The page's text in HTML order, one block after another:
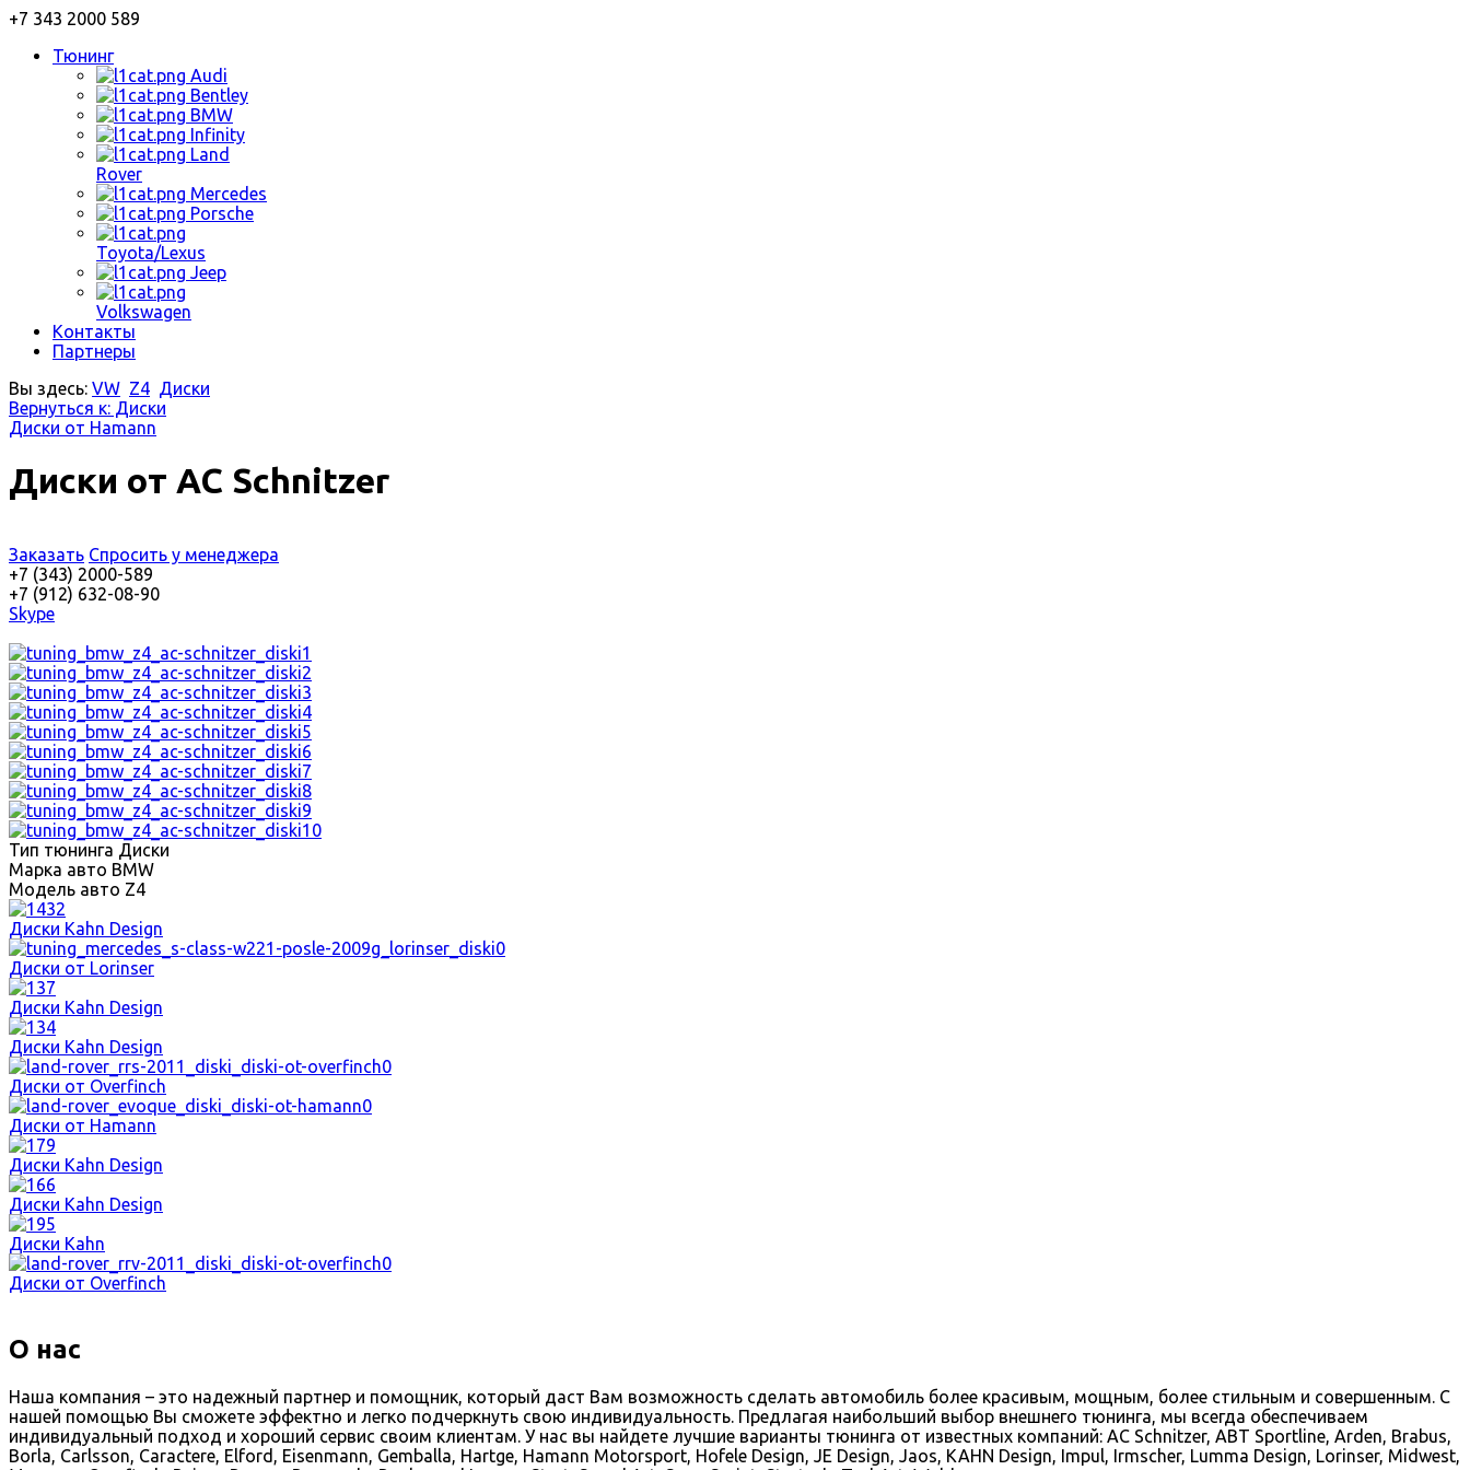
+7 343 2000 589
Тюнинг
Audi
Bentley
BMW
Infinity
Land
Rover
Mercedes
Porsche
Toyota/Lexus
Jeep
Volkswagen
Контакты
Партнеры
Вы здесь: VW Z4 Диски
Вернуться к: Диски
Диски от Hamann
Диски от AC Schnitzer
Заказать Спросить у менеджера
+7 (343) 2000-589
+7 (912) 632-08-90
Skype
Тип тюнинга Диски
Марка авто BMW
Модель авто Z4
Диски Kahn Design
Диски от Lorinser
Диски Kahn Design
Диски Kahn Design
Диски от Overfinch
Диски от Hamann
Диски Kahn Design
Диски Kahn Design
Диски Kahn
Диски от Overfinch
О нас
Наша компания – это надежный партнер и помощник, который даст Вам возможность сделать автомобиль более красивым, мощным, более стильным и совершенным. С
нашей помощью Вы сможете эффектно и легко подчеркнуть свою индивидуальность. Предлагая наибольший выбор внешнего тюнинга, мы всегда обеспечиваем
индивидуальный подход и хороший сервис своим клиентам. У нас вы найдете лучшие варианты тюнинга от известных компаний: AC Schnitzer, ABT Sportline, Arden, Brabus,
Borla, Carlsson, Caractere, Elford, Eisenmann, Gemballa, Hartge, Hamann Motorsport, Hofele Design, JE Design, Jaos, KAHN Design, Impul, Irmscher, Lumma Design, Lorinser, Midwest,